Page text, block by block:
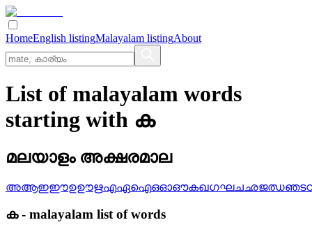
HomeEnglish listingMalayalam listingAbout
List of malayalam words
starting with ക
മലയാളം അക്ഷരമാല
അആഇഈഉഊഋഎഏഐഒഓഔകഖഗഘചഛജഝഞട
ക- malayalam list of words